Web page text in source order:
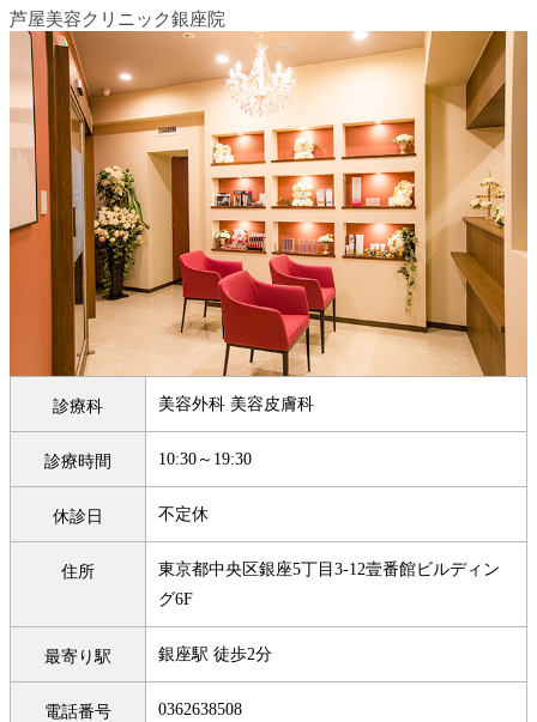
芦屋美容クリニック銀座院
診療科 美容外科 美容皮膚科
診療時間 10:30～19:30
休診日 不定休
住所
東京都中央区銀座5丁目3-12壹番館ビルディン
グ6F
最寄り駅 銀座駅 徒歩2分
電話番号 0362638508